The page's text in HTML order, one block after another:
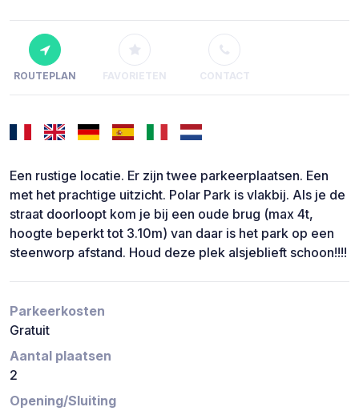
ROUTEPLAN FAVORIETEN CONTACT
Een rustige locatie. Er zijn twee parkeerplaatsen. Een
met het prachtige uitzicht. Polar Park is vlakbij. Als je de
straat doorloopt kom je bij een oude brug (max 4t,
hoogte beperkt tot 3.10m) van daar is het park op een
steenworp afstand. Houd deze plek alsjeblieft schoon!!!!
Parkeerkosten
Gratuit
Aantal plaatsen
2
Opening/Sluiting